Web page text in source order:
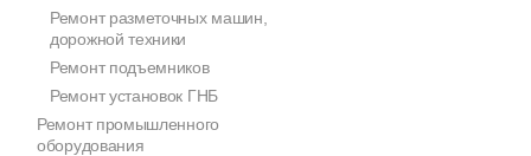
Ремонт разметочных машин,
дорожной техники
Ремонт подъемников
Ремонт установок ГНБ
Ремонт промышленного
оборудования